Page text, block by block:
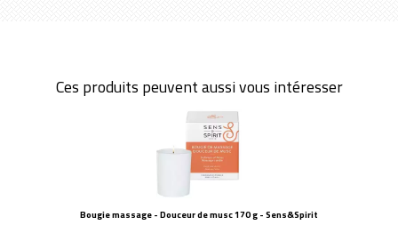
Ces produits peuvent aussi vous intéresser
Bougie massage - Douceur de musc 170 g - Sens&Spirit